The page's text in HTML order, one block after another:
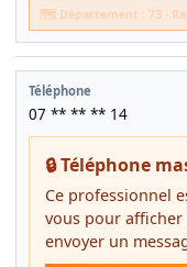
🗺️ Département : 73 ·
Téléphone
07 ** ** ** 14
🔒 Téléphone
Ce professionnel
vous pour afficher
envoyer un